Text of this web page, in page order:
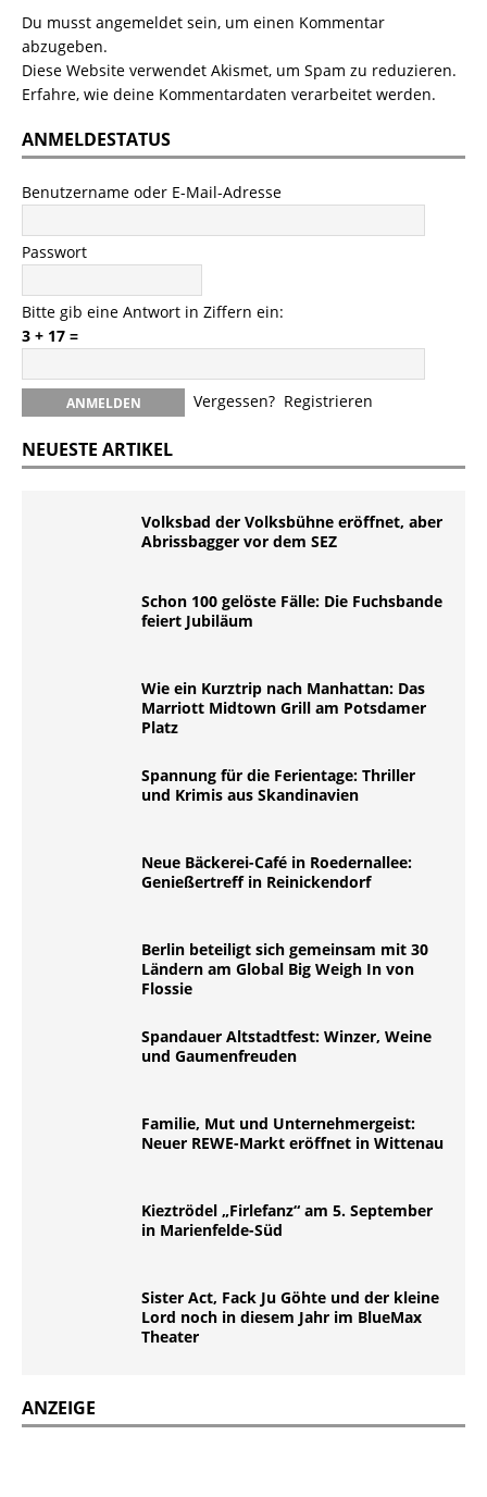
Du musst angemeldet sein, um einen Kommentar
abzugeben.
Diese Website verwendet Akismet, um Spam zu reduzieren.
Erfahre, wie deine Kommentardaten verarbeitet werden.
ANMELDESTATUS
Benutzername oder E-Mail-Adresse
Passwort
Bitte gib eine Antwort in Ziffern ein:
3 + 17 =
Vergessen? Registrieren
NEUESTE ARTIKEL
Volksbad der Volksbühne eröffnet, aber
Abrissbagger vor dem SEZ
Schon 100 gelöste Fälle: Die Fuchsbande
feiert Jubiläum
Wie ein Kurztrip nach Manhattan: Das
Marriott Midtown Grill am Potsdamer
Platz
Spannung für die Ferientage: Thriller
und Krimis aus Skandinavien
Neue Bäckerei-Café in Roedernallee:
Genießertreff in Reinickendorf
Berlin beteiligt sich gemeinsam mit 30
Ländern am Global Big Weigh In von
Flossie
Spandauer Altstadtfest: Winzer, Weine
und Gaumenfreuden
Familie, Mut und Unternehmergeist:
Neuer REWE-Markt eröffnet in Wittenau
Kieztrödel „Firlefanz“ am 5. September
in Marienfelde-Süd
Sister Act, Fack Ju Göhte und der kleine
Lord noch in diesem Jahr im BlueMax
Theater
ANZEIGE